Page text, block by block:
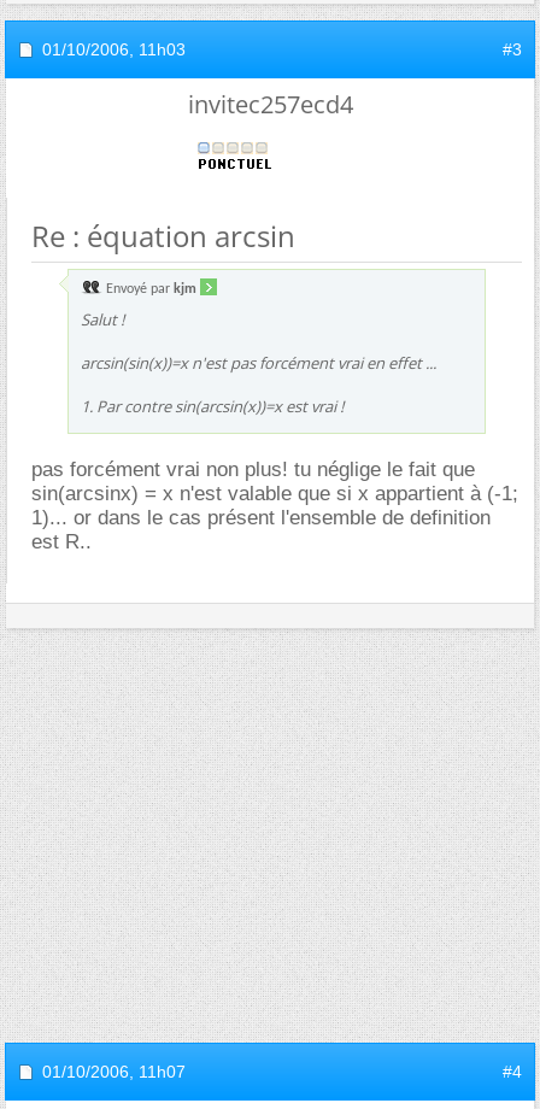
01/10/2006, 11h03 #3
invitec257ecd4
Re : équation arcsin
Envoyé par kjm
Salut !
arcsin(sin(x))=x n'est pas forcément vrai en effet ...
1. Par contre sin(arcsin(x))=x est vrai !
pas forcément vrai non plus! tu néglige le fait que
sin(arcsinx) = x n'est valable que si x appartient à (-1;
1)... or dans le cas présent l'ensemble de definition
est R..
01/10/2006, 11h07 #4